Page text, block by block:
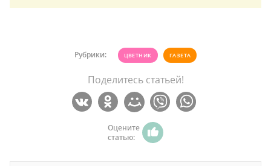
Рубрики: ЦВЕТНИК ГАЗЕТА
Поделитесь статьей!
Оцените
статью: